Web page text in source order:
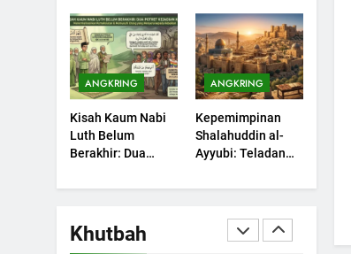
Sebuah Maksiat
ANGKRING
Kisah Kaum Nabi
Luth Belum
Berakhir: Dua
yang Kini Kembali
ANGKRING
Kepemimpinan
Shalahuddin al-
Ayyubi: Teladan
Dipelajari oleh
Sekarang (2)
Khutbah
Bulan Muharram
Bulan Bersejarah
KHUTBAH
1
Khutbah Jumat:
Mengapa Orang
Dengki Tak Akan
Pernah Berjaya?
KHUTBAH
2
Melihat Limpahan
Nikmat Allah